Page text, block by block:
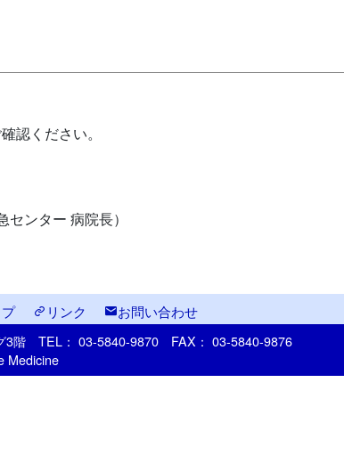
認ください。
ンター 病院長）
リンク お問い合わせ
3階 TEL： 03-5840-9870 FAX： 03-5840-9876
Medicine